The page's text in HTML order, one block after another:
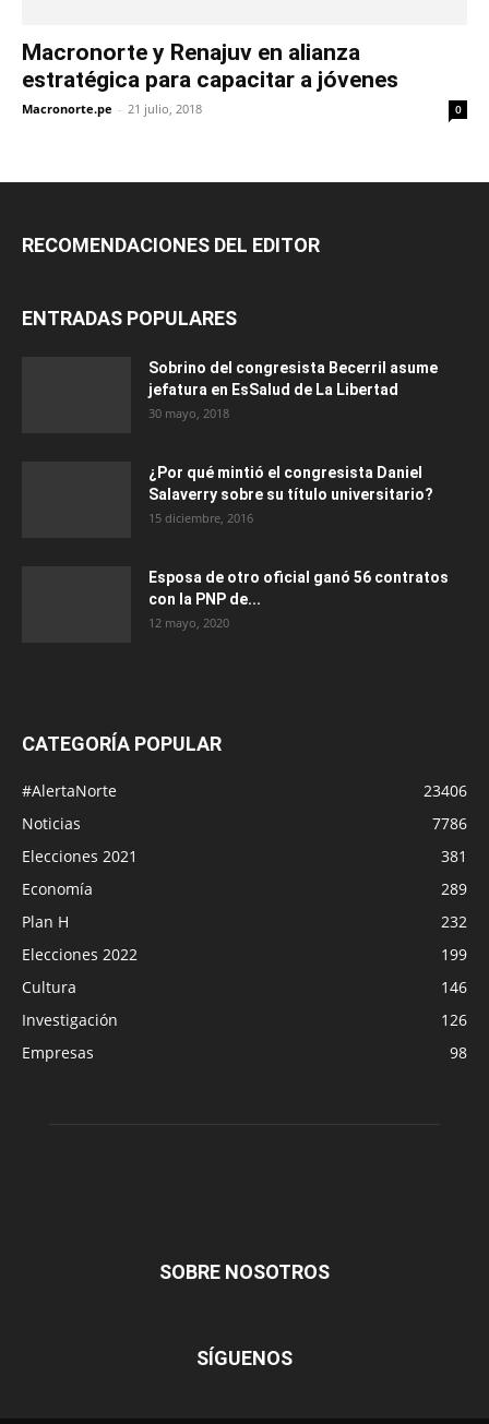
Macronorte y Renajuv en alianza
estratégica para capacitar a jóvenes
Macronorte.pe - 21 julio, 2018 0
RECOMENDACIONES DEL EDITOR
ENTRADAS POPULARES
Sobrino del congresista Becerril asume
jefatura en EsSalud de La Libertad
30 mayo, 2018
¿Por qué mintió el congresista Daniel
Salaverry sobre su título universitario?
15 diciembre, 2016
Esposa de otro oficial ganó 56 contratos
con la PNP de...
12 mayo, 2020
CATEGORÍA POPULAR
#AlertaNorte
23406
Noticias
7786
Elecciones 2021
381
Economía
289
Plan H
232
Elecciones 2022
199
Cultura
146
Investigación
126
Empresas
98
SOBRE NOSOTROS
SÍGUENOS